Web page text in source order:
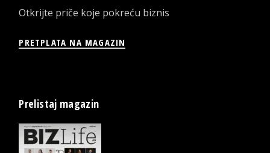
Otkrijte priče koje pokreću biznis
PRETPLATA NA MAGAZIN
Prelistaj magazin